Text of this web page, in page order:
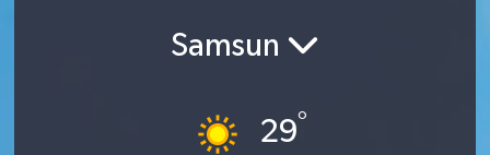
Samsun
29°